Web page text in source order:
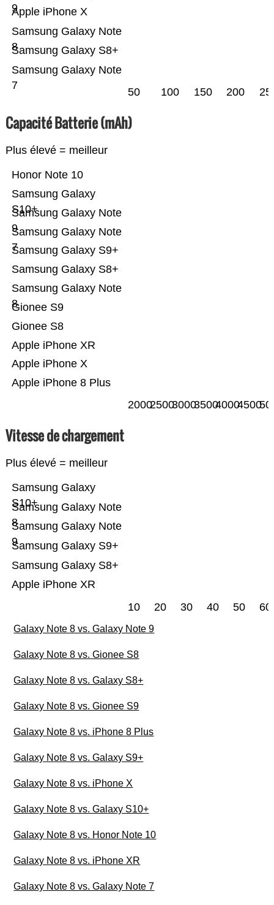
Samsung Galaxy Note
7
Samsung Galaxy S8+
Samsung Galaxy Note
8
Apple iPhone X
9
50 100 150 200
Capacité Batterie (mAh)
Plus élevé = meilleur
Apple iPhone 8 Plus
Apple iPhone X
Apple iPhone XR
Gionee S8
Gionee S9
Samsung Galaxy Note
8
Samsung Galaxy S8+
Samsung Galaxy S9+
Samsung Galaxy Note
7
Samsung Galaxy Note
9
Samsung Galaxy
S10+
Honor Note 10
200025003000350040004500
Vitesse de chargement
Plus élevé = meilleur
Apple iPhone XR
Samsung Galaxy S8+
Samsung Galaxy S9+
Samsung Galaxy Note
9
Samsung Galaxy Note
8
Samsung Galaxy
S10+
10 20 30 40 50 60
Galaxy Note 8 vs. Galaxy Note 9
Galaxy Note 8 vs. Gionee S8
Galaxy Note 8 vs. Galaxy S8+
Galaxy Note 8 vs. Gionee S9
Galaxy Note 8 vs. iPhone 8 Plus
Galaxy Note 8 vs. Galaxy S9+
Galaxy Note 8 vs. iPhone X
Galaxy Note 8 vs. Galaxy S10+
Galaxy Note 8 vs. Honor Note 10
Galaxy Note 8 vs. iPhone XR
Galaxy Note 8 vs. Galaxy Note 7